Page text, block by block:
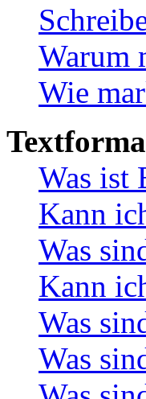
Warum
Wie
Was ist
Kann
Was
Kann
Was
Was